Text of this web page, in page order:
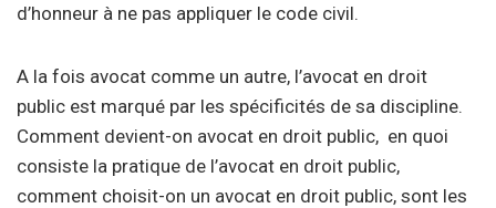
d’honneur à ne pas appliquer le code civil.
A la fois avocat comme un autre, l’avocat en droit
public est marqué par les spécificités de sa discipline.
Comment devient-on avocat en droit public, en quoi
consiste la pratique de l’avocat en droit public,
comment choisit-on un avocat en droit public, sont les